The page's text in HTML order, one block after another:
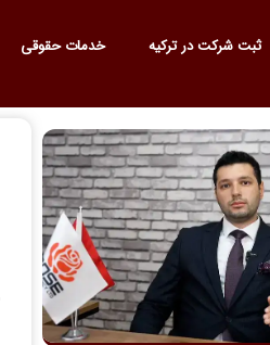
ثبت شرکت در ترکیه خدمات حقوقی